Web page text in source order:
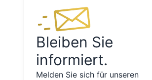
Bleiben Sie
informiert.
Melden Sie sich für unseren